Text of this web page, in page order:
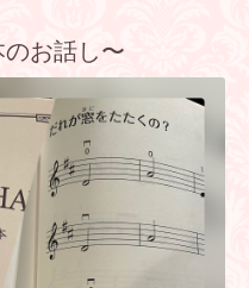
お話し〜